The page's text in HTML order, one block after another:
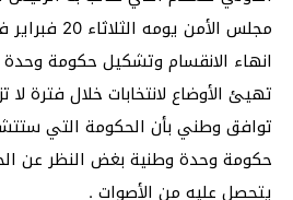
مجلس الأمن
انهاء الانقسام وتشكيل حكومة
تهيئ الأوضاع لانتخابات خلال فترة
توافق وطني بأن الحكومة التي
حكومة وحدة وطنية بغض النظر عن
يتحصل عليه من الأصوات .